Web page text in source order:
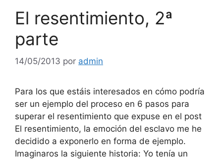
El resentimiento, 2ª
parte
14/05/2013 por admin
Para los que estáis interesados en cómo podría
ser un ejemplo del proceso en 6 pasos para
superar el resentimiento que expuse en el post
El resentimiento, la emoción del esclavo me he
decidido a exponerlo en forma de ejemplo.
Imaginaros la siguiente historia: Yo tenía un